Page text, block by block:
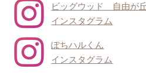
ビッグウッド 自由が
インスタグラム
ぽちハルくん
インスタグラム